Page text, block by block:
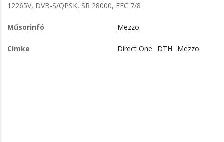
12265V, DVB-S/QPSK, SR 28000, FEC 7/8
Műsorinfó Mezzo
Címke Direct One DTH Mezzo